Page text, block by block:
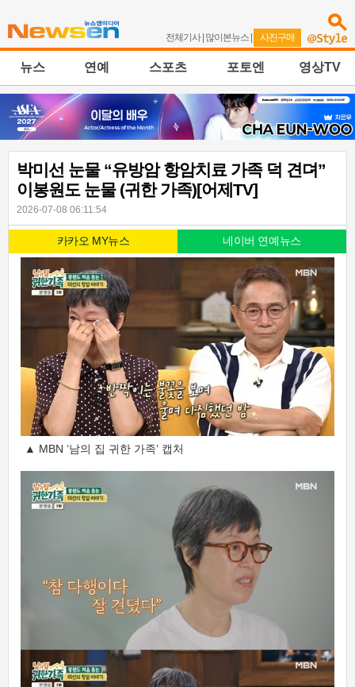
전체기사| 많이본뉴스 | 사진구매
뉴스 연예 스포츠 포토엔 영상TV
박미선 눈물 “유방암 항암치료 가족 덕 견뎌”
이봉원도 눈물 (귀한 가족)[어제TV]
2026-07-08 06:11:54
카카오 MY뉴스 네이버 연예뉴스
▲ MBN ‘남의 집 귀한 가족’ 캡처